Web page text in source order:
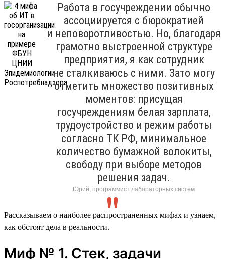
Работа в госучреждении обычно
ассоциируется с бюрократией
и неповоротливостью. Но, благодаря
грамотно выстроенной структуре
предприятия, я как сотрудник
не сталкиваюсь с ними. Зато могу
отметить множество позитивных
моментов: присущая
госучреждениям белая зарплата,
трудоустройство и режим работы
согласно ТК РФ, минимальное
количество бумажной волокиты,
свободу при выборе методов
решения задач.
Юрий, программист лабораторных систем
Рассказываем о наиболее распространенных мифах и узнаем,
как обстоят дела в реальности.
Миф № 1. Стек, задачи